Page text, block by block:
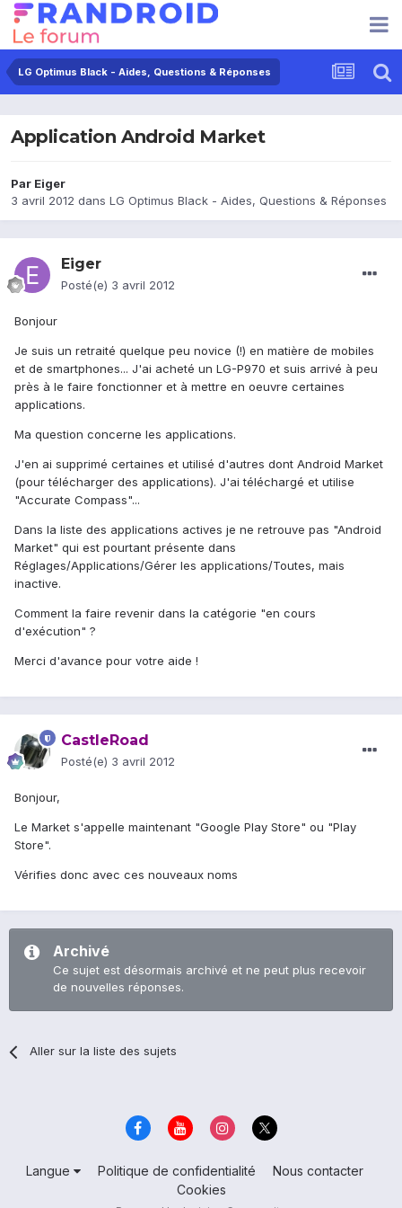
LG Optimus Black - Aides, Questions & Réponses
Application Android Market
Par Eiger
3 avril 2012 dans LG Optimus Black - Aides, Questions & Réponses
Eiger
Posté(e) 3 avril 2012
Bonjour
Je suis un retraité quelque peu novice (!) en matière de mobiles
et de smartphones... J'ai acheté un LG-P970 et suis arrivé à peu
près à le faire fonctionner et à mettre en oeuvre certaines
applications.
Ma question concerne les applications.
J'en ai supprimé certaines et utilisé d'autres dont Android Market
(pour télécharger des applications). J'ai téléchargé et utilise
"Accurate Compass"...
Dans la liste des applications actives je ne retrouve pas "Android
Market" qui est pourtant présente dans
Réglages/Applications/Gérer les applications/Toutes, mais
inactive.
Comment la faire revenir dans la catégorie "en cours
d'exécution" ?
Merci d'avance pour votre aide !
CastleRoad
Posté(e) 3 avril 2012
Bonjour,
Le Market s'appelle maintenant "Google Play Store" ou "Play
Store".
Vérifies donc avec ces nouveaux noms
Archivé
Ce sujet est désormais archivé et ne peut plus recevoir
de nouvelles réponses.
Aller sur la liste des sujets
Langue Politique de confidentialité
Nous contacter
Cookies